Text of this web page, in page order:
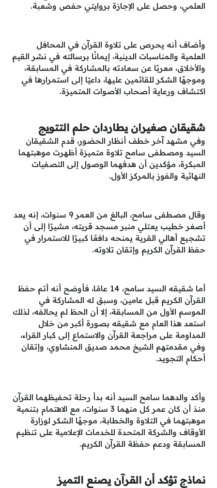
العلمي، وحصل على الإجازة بروايتي حفص وشعبة.
وأضاف أنه يحرص على تلاوة القرآن في المحافل
العلمية والمناسبات الدينية، إيمانًا برسالته في نشر القيم
والأخلاق، معربًا عن سعادته بالمشاركة في المسابقة،
وموجهًا الشكر للقائمين عليها، داعيًا إلى استمرارها في
اكتشاف ورعاية أصحاب الأصوات المتميزة.
شقيقان صغيران يطاردان حلم التتويج
وفي مشهد آخر خطف أنظار الحضور، قدم الشقيقان
السيد ومصطفى سامح تلاوة متميزة أظهرت موهبتهما
المبكرة، مؤكدين أن هدفهما الوصول إلى التصفيات
النهائية والفوز بالمركز الأول.
وقال مصطفى سامح، البالغ من العمر 9 سنوات، إنه يعد
أصغر خطيب يعتلي منبر مسجد قريته، مشيرًا إلى أن
تشجيع أهالي القرية يمنحه دافعًا كبيرًا للاستمرار في
حفظ القرآن الكريم وإتقان تلاوته.
أما شقيقه السيد سامح، 14 عامًا، فأوضح أنه أتم حفظ
القرآن الكريم قبل عامين، وسبق له المشاركة في
الموسم الأول من المسابقة، إلا أن الحظ لم يحالفه، لذلك
استعد هذا العام مع شقيقه بصورة أكبر من خلال
المداومة على مراجعة القرآن والاستماع إلى كبار القراء،
وفي مقدمتهم الشيخ محمد صديق المنشاوي، وإتقان
أحكام التجويد.
وأكد والدهما سامح السيد أنه بدأ رحلة تحفيظهما القرآن
منذ أن كان عمر كل منهما 3 سنوات، مع الاهتمام بتنمية
موهبتهما في التلاوة والخطابة، موجهًا الشكر لوزارة
الأوقاف والشركة المتحدة للخدمات الإعلامية على تنظيم
المسابقة ودعم حفظة القرآن الكريم.
نماذج تؤكد أن القرآن يصنع التميز